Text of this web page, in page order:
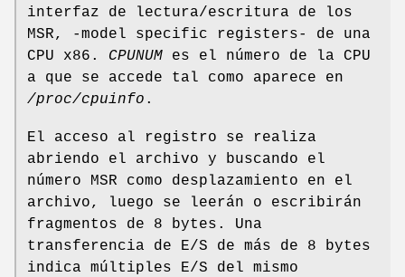
interfaz de lectura/escritura de los
MSR, -model specific registers- de una
CPU x86. CPUNUM es el número de la CPU
a que se accede tal como aparece en
/proc/cpuinfo .
El acceso al registro se realiza
abriendo el archivo y buscando el
número MSR como desplazamiento en el
archivo, luego se leerán o escribirán
fragmentos de 8 bytes. Una
transferencia de E/S de más de 8 bytes
indica múltiples E/S del mismo